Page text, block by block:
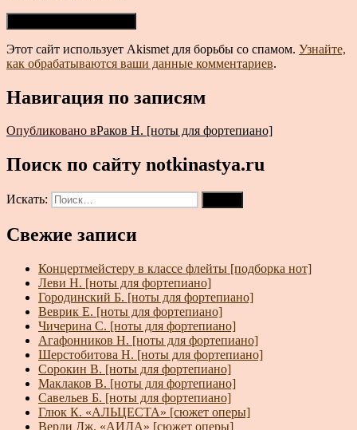
Этот сайт использует Akismet для борьбы со спамом. Узнайте,
как обрабатываются ваши данные комментариев.
Навигация по записям
Опубликовано вРаков Н. [ноты для фортепиано]
Поиск по сайту notkinastya.ru
Искать:
Свежие записи
Концертмейстеру в классе флейты [подборка нот]
Леви Н. [ноты для фортепиано]
Городинский Б. [ноты для фортепиано]
Веврик Е. [ноты для фортепиано]
Чичерина С. [ноты для фортепиано]
Агафонников Н. [ноты для фортепиано]
Шерстобитова Н. [ноты для фортепиано]
Сорокин В. [ноты для фортепиано]
Маклаков В. [ноты для фортепиано]
Савельев Б. [ноты для фортепиано]
Глюк К. «АЛЬЦЕСТА» [сюжет оперы]
Верди Дж. «АИДА» [сюжет оперы]